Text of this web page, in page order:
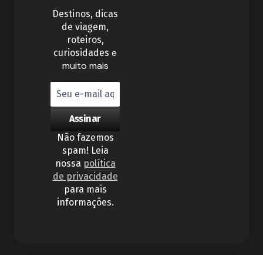
Destinos, dicas
de viagem,
roteiros,
curiosidades e
muito mais
Não fazemos
spam! Leia
nossa política
de privacidade
para mais
informações.